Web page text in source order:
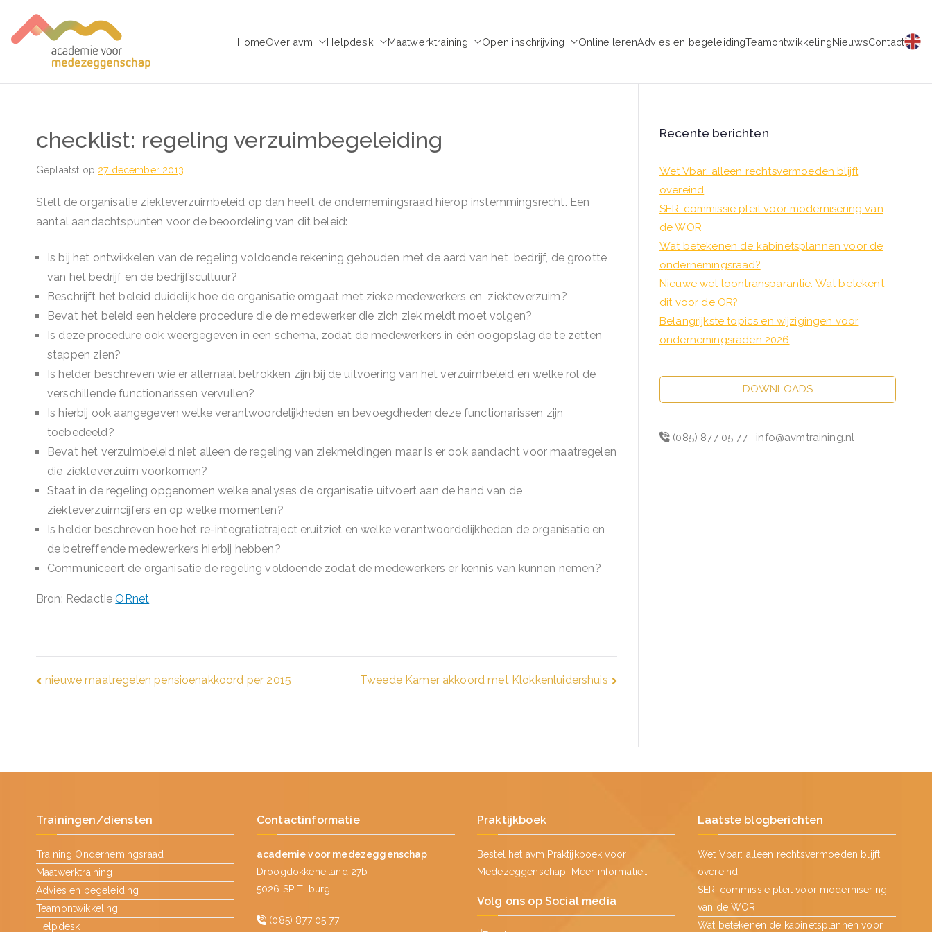
naar
de
Trainingen voor Medezeggenschap - ondernemingsraad
HomeOver avm Helpdesk Maatwerktraining Open inschrijving Online lerenAdvies en begeleidingTeamontwikkelingNieuwsContact
checklist: regeling verzuimbegeleiding
Geplaatst op 27 december 2013
Stelt de organisatie ziekteverzuimbeleid op dan heeft de ondernemingsraad hierop instemmingsrecht. Een
aantal aandachtspunten voor de beoordeling van dit beleid:
Is bij het ontwikkelen van de regeling voldoende rekening gehouden met de aard van het bedrijf, de grootte
van het bedrijf en de bedrijfscultuur?
Beschrijft het beleid duidelijk hoe de organisatie omgaat met zieke medewerkers en ziekteverzuim?
Bevat het beleid een heldere procedure die de medewerker die zich ziek meldt moet volgen?
Is deze procedure ook weergegeven in een schema, zodat de medewerkers in één oogopslag de te zetten
stappen zien?
Is helder beschreven wie er allemaal betrokken zijn bij de uitvoering van het verzuimbeleid en welke rol de
verschillende functionarissen vervullen?
Is hierbij ook aangegeven welke verantwoordelijkheden en bevoegdheden deze functionarissen zijn
toebedeeld?
Bevat het verzuimbeleid niet alleen de regeling van ziekmeldingen maar is er ook aandacht voor maatregelen
die ziekteverzuim voorkomen?
Staat in de regeling opgenomen welke analyses de organisatie uitvoert aan de hand van de
ziekteverzuimcijfers en op welke momenten?
Is helder beschreven hoe het re-integratietraject eruitziet en welke verantwoordelijkheden de organisatie en
de betreffende medewerkers hierbij hebben?
Communiceert de organisatie de regeling voldoende zodat de medewerkers er kennis van kunnen nemen?
Bron: RedactieORnet
Bericht
navigatie
nieuwe maatregelen pensioenakkoord per 2015 Tweede Kamer akkoord met Klokkenluidershuis
Recente berichten
Wet Vbar: alleen rechtsvermoeden blijft
overeind
SER-commissie pleit voor modernisering van
de WOR
Wat betekenen de kabinetsplannen voor de
ondernemingsraad?
Nieuwe wet loontransparantie: Wat betekent
dit voor de OR?
Belangrijkste topics en wijzigingen voor
ondernemingsraden 2026
DOWNLOADS
(085) 877 05 77 info@avmtraining.nl
Trainingen/diensten
Training Ondernemingsraad
Maatwerktraining
Advies en begeleiding
Teamontwikkeling
Helpdesk
Contactinformatie
academie voor medezeggenschap
Droogdokkeneiland 27b
5026 SP Tilburg
(085) 877 05 77
Praktijkboek
Bestel het avm Praktijkboek voor
Medezeggenschap.
Meer informatie…
Volg ons op Social media
Laatste blogberichten
Wet Vbar: alleen rechtsvermoeden blijft
overeind
SER-commissie pleit voor modernisering
van de WOR
Wat betekenen de kabinetsplannen voor